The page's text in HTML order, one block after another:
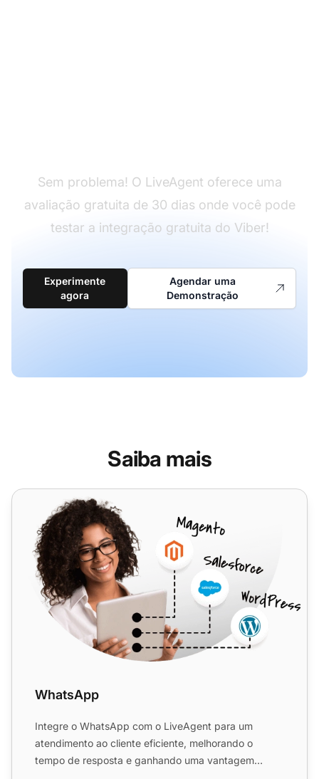
Sem problema! O LiveAgent oferece uma
avaliação gratuita de 30 dias onde você pode
testar a integração gratuita do Viber!
Experimente
agora
Agendar uma
Demonstração
Saiba mais
WhatsApp
WhatsApp
Integre o WhatsApp com o LiveAgent para um
atendimento ao cliente eficiente, melhorando o
tempo de resposta e ganhando uma vantagem